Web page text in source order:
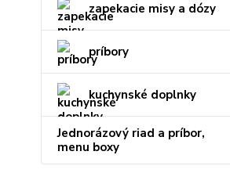
zapekacie misy a dózy
príbory
kuchynské doplnky
Jednorázový riad a príbor,
menu boxy